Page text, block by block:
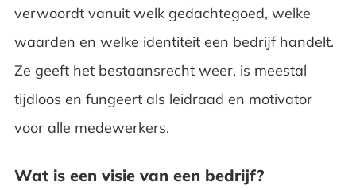
verwoordt vanuit welk gedachtegoed, welke
waarden en welke identiteit een bedrijf handelt.
Ze geeft het bestaansrecht weer, is meestal
tijdloos en fungeert als leidraad en motivator
voor alle medewerkers.
Wat is een visie van een bedrijf?